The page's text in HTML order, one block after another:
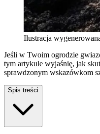
Ilustracja
Jeśli w Twoim ogrodzie
tym artykule wyjaśnię, jak
sprawdzonym wskazówkom
Spis treści